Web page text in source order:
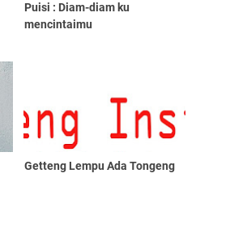
Puisi : Diam-diam ku
mencintaimu
Getteng Lempu Ada Tongeng